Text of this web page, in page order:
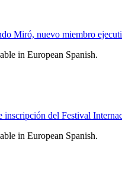
Miró, nuevo miembro
in European Spanish.
inscripción del Festival
in European Spanish.